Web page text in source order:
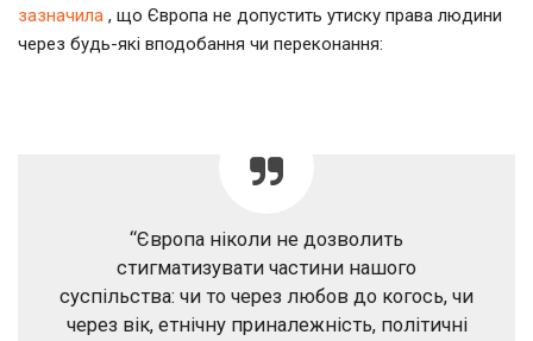
зазначила , що Європа не допустить утиску права людини
через будь-які вподобання чи переконання:
“Європа ніколи не дозволить
стигматизувати частини нашого
суспільства: чи то через любов до когось, чи
через вік, етнічну приналежність, політичні